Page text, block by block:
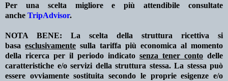
Per una scelta migliore e più attendibile consultate
anche TripAdvisor.
NOTA BENE: La scelta della struttura ricettiva si
basa esclusivamente sulla tariffa più economica al momento
della ricerca per il periodo indicato senza tener conto delle
caratteristiche e/o servizi della struttura stessa. La stessa può
essere ovviamente sostituita secondo le proprie esigenze e/o